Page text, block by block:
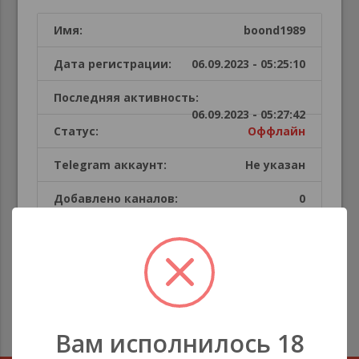
Имя: boond1989
Дата регистрации: 06.09.2023 - 05:25:10
Последняя активность:
06.09.2023 - 05:27:42
Статус:
Оффлайн
Telegram аккаунт: Не указан
Добавлено каналов: 0
Публикации пользователя
В этой секции каналов нет
Вам исполнилось 18